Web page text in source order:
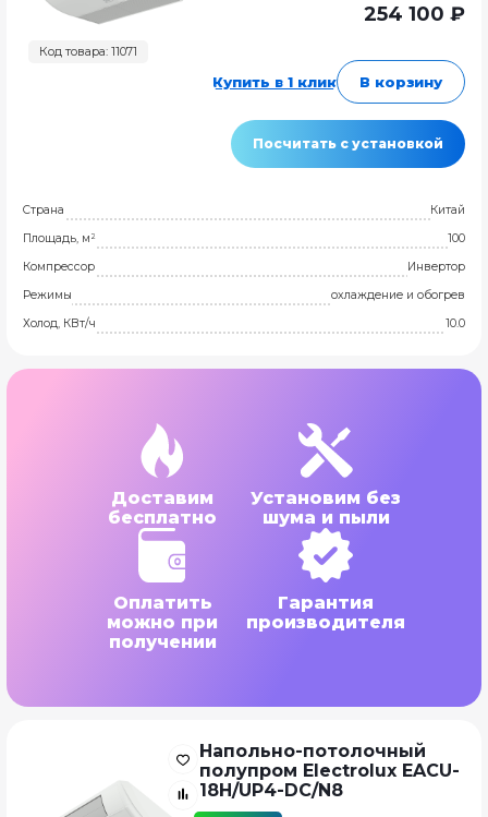
Код товара: 11071
254 100 ₽
Купить в 1 клик В корзину
Посчитать с установкой
Страна
Китай
Площадь, м²
100
Компрессор
Инвертор
Режимы
охлаждение и обогрев
Холод, КВт/ч
10.0
Доставим
бесплатно
Установим без
шума и пыли
Оплатить
можно при
получении
Гарантия
производителя
Напольно-потолочный
полупром Electrolux EACU-
18H/UP4-DC/N8